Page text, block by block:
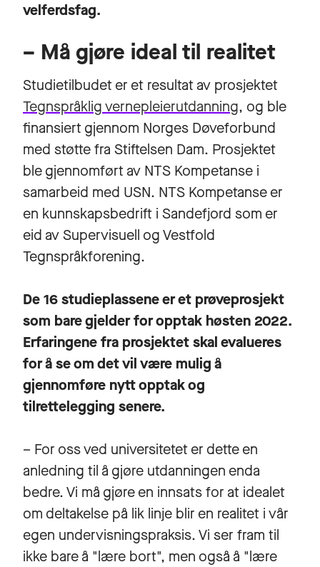
velferdsfag.
– Må gjøre ideal til realitet
Studietilbudet er et resultat av prosjektet
Tegnspråklig vernepleierutdanning, og ble
finansiert gjennom Norges Døveforbund
med støtte fra Stiftelsen Dam. Prosjektet
ble gjennomført av NTS Kompetanse i
samarbeid med USN. NTS Kompetanse er
en kunnskapsbedrift i Sandefjord som er
eid av Supervisuell og Vestfold
Tegnspråkforening.
De 16 studieplassene er et prøveprosjekt
som bare gjelder for opptak høsten 2022.
Erfaringene fra prosjektet skal evalueres
for å se om det vil være mulig å
gjennomføre nytt opptak og
tilrettelegging senere.
– For oss ved universitetet er dette en
anledning til å gjøre utdanningen enda
bedre. Vi må gjøre en innsats for at idealet
om deltakelse på lik linje blir en realitet i vår
egen undervisningspraksis. Vi ser fram til
ikke bare å "lære bort", men også å "lære